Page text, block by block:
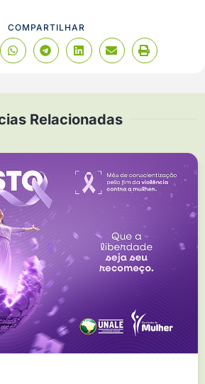
COMPARTILHAR
Relacionadas